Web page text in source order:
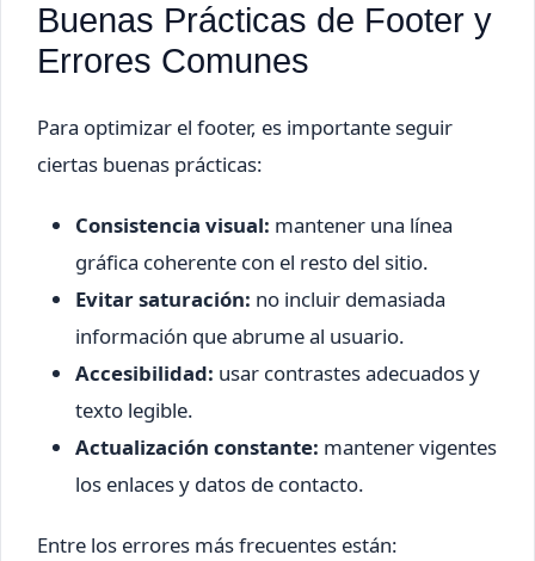
Buenas Prácticas de Footer y
Errores Comunes
Para optimizar el footer, es importante seguir
ciertas buenas prácticas:
Consistencia visual: mantener una línea
gráfica coherente con el resto del sitio.
Evitar saturación: no incluir demasiada
información que abrume al usuario.
Accesibilidad: usar contrastes adecuados y
texto legible.
Actualización constante: mantener vigentes
los enlaces y datos de contacto.
Entre los errores más frecuentes están: